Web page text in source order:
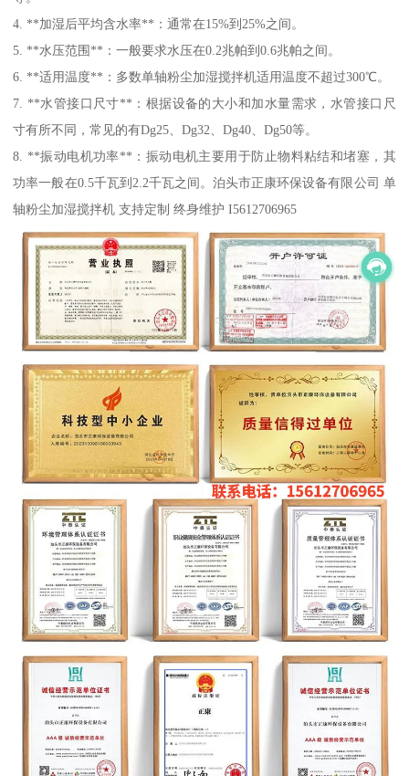
4. **加湿后平均含水率**：通常在15%到25%之间。
5. **水压范围**：一般要求水压在0.2兆帕到0.6兆帕之间。
6. **适用温度**：多数单轴粉尘加湿搅拌机适用温度不超过300℃。
7. **水管接口尺寸**：根据设备的大小和加水量需求，水管接口尺
寸有所不同，常见的有Dg25、Dg32、Dg40、Dg50等。
8. **振动电机功率**：振动电机主要用于防止物料粘结和堵塞，其
功率一般在0.5千瓦到2.2千瓦之间。泊头市正康环保设备有限公司 单
轴粉尘加湿搅拌机 支持定制 终身维护 I5612706965